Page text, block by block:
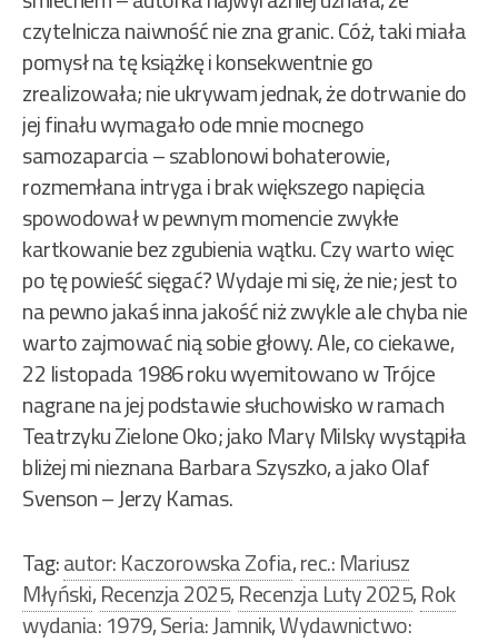
czytelnicza naiwność nie zna granic. Cóż, taki miała
pomysł na tę książkę i konsekwentnie go
zrealizowała; nie ukrywam jednak, że dotrwanie do
jej finału wymagało ode mnie mocnego
samozaparcia – szablonowi bohaterowie,
rozmemłana intryga i brak większego napięcia
spowodował w pewnym momencie zwykłe
kartkowanie bez zgubienia wątku. Czy warto więc
po tę powieść sięgać? Wydaje mi się, że nie; jest to
na pewno jakaś inna jakość niż zwykle ale chyba nie
warto zajmować nią sobie głowy. Ale, co ciekawe,
22 listopada 1986 roku wyemitowano w Trójce
nagrane na jej podstawie słuchowisko w ramach
Teatrzyku Zielone Oko; jako Mary Milsky wystąpiła
bliżej mi nieznana Barbara Szyszko, a jako Olaf
Svenson – Jerzy Kamas.
Tag:autor: Kaczorowska Zofia,rec.: Mariusz
Młyński,Recenzja 2025,Recenzja Luty 2025,Rok
wydania: 1979,Seria: Jamnik,Wydawnictwo: